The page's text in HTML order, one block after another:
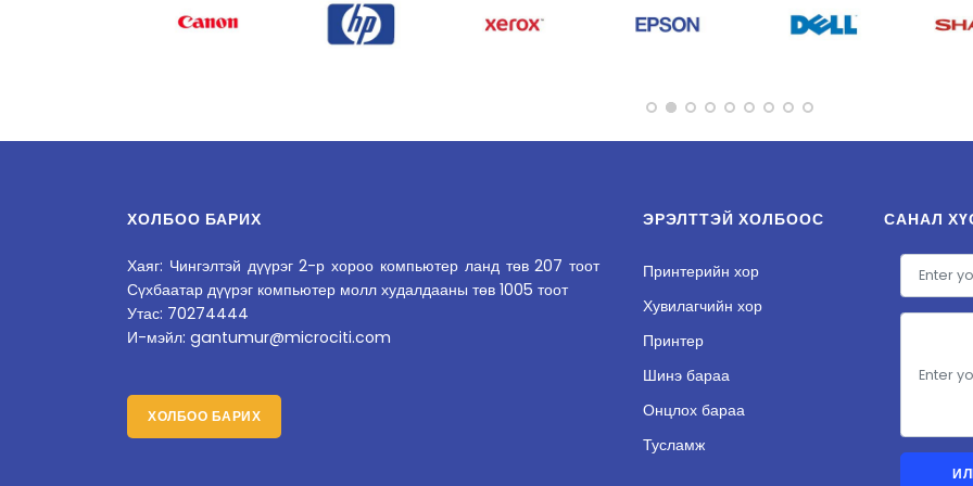
ХОЛБОО БАРИХ
Хаяг: Чингэлтэй дүүрэг 2-р хороо компьютер ланд төв 207 тоот
Сүхбаатар дүүрэг компьютер молл худалдааны төв 1005 тоот
Утас: 70274444
И-мэйл: gantumur@microciti.com
ХОЛБОО БАРИХ
ЭРЭЛТТЭЙ ХОЛБООС
Принтерийн хор
Хувилагчийн хор
Принтер
Шинэ бараа
Онцлох бараа
Тусламж
САНАЛ